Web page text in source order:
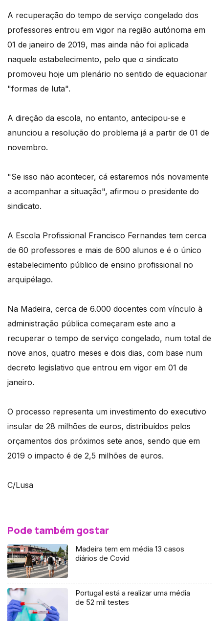
A recuperação do tempo de serviço congelado dos
professores entrou em vigor na região autónoma em
01 de janeiro de 2019, mas ainda não foi aplicada
naquele estabelecimento, pelo que o sindicato
promoveu hoje um plenário no sentido de equacionar
"formas de luta".
A direção da escola, no entanto, antecipou-se e
anunciou a resolução do problema já a partir de 01 de
novembro.
"Se isso não acontecer, cá estaremos nós novamente
a acompanhar a situação", afirmou o presidente do
sindicato.
A Escola Profissional Francisco Fernandes tem cerca
de 60 professores e mais de 600 alunos e é o único
estabelecimento público de ensino profissional no
arquipélago.
Na Madeira, cerca de 6.000 docentes com vínculo à
administração pública começaram este ano a
recuperar o tempo de serviço congelado, num total de
nove anos, quatro meses e dois dias, com base num
decreto legislativo que entrou em vigor em 01 de
janeiro.
O processo representa um investimento do executivo
insular de 28 milhões de euros, distribuídos pelos
orçamentos dos próximos sete anos, sendo que em
2019 o impacto é de 2,5 milhões de euros.
C/Lusa
Pode também gostar
Madeira tem em média 13 casos
diários de Covid
Portugal está a realizar uma média
de 52 mil testes